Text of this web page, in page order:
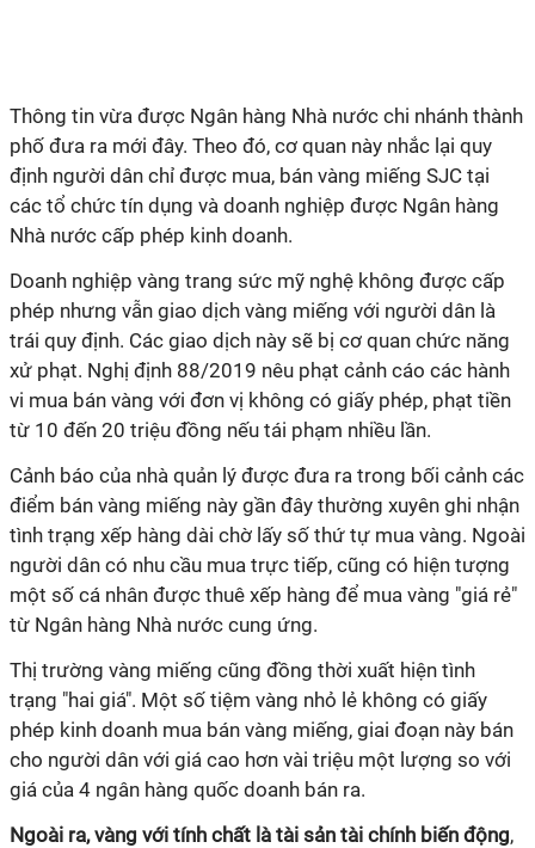
Thông tin vừa được Ngân hàng Nhà nước chi nhánh thành
phố đưa ra mới đây. Theo đó, cơ quan này nhắc lại quy
định người dân chỉ được mua, bán vàng miếng SJC tại
các tổ chức tín dụng và doanh nghiệp được Ngân hàng
Nhà nước cấp phép kinh doanh.
Doanh nghiệp vàng trang sức mỹ nghệ không được cấp
phép nhưng vẫn giao dịch vàng miếng với người dân là
trái quy định. Các giao dịch này sẽ bị cơ quan chức năng
xử phạt. Nghị định 88/2019 nêu phạt cảnh cáo các hành
vi mua bán vàng với đơn vị không có giấy phép, phạt tiền
từ 10 đến 20 triệu đồng nếu tái phạm nhiều lần.
Cảnh báo của nhà quản lý được đưa ra trong bối cảnh các
điểm bán vàng miếng này gần đây thường xuyên ghi nhận
tình trạng xếp hàng dài chờ lấy số thứ tự mua vàng. Ngoài
người dân có nhu cầu mua trực tiếp, cũng có hiện tượng
một số cá nhân được thuê xếp hàng để mua vàng "giá rẻ"
từ Ngân hàng Nhà nước cung ứng.
Thị trường vàng miếng cũng đồng thời xuất hiện tình
trạng "hai giá". Một số tiệm vàng nhỏ lẻ không có giấy
phép kinh doanh mua bán vàng miếng, giai đoạn này bán
cho người dân với giá cao hơn vài triệu một lượng so với
giá của 4 ngân hàng quốc doanh bán ra.
Ngoài ra, vàng với tính chất là tài sản tài chính biến động,